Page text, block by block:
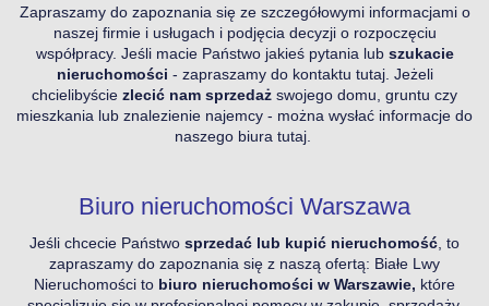
Zapraszamy do zapoznania się ze szczegółowymi informacjami o
naszej firmie i usługach i podjęcia decyzji o rozpoczęciu
współpracy. Jeśli macie Państwo jakieś pytania lub szukacie
nieruchomości - zapraszamy do kontaktu tutaj. Jeżeli
chcielibyście zlecić nam sprzedaż swojego domu, gruntu czy
mieszkania lub znalezienie najemcy - można wysłać informacje do
naszego biura tutaj.
Biuro nieruchomości Warszawa
Jeśli chcecie Państwo sprzedać lub kupić nieruchomość , to
zapraszamy do zapoznania się z naszą ofertą: Białe Lwy
Nieruchomości to biuro nieruchomości w Warszawie, które